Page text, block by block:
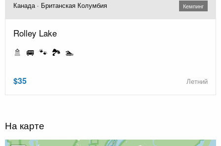
Канада · Британская Колумбия Кемпинг
Rolley Lake
🚿 🚐 🐾 🏞️ 🏊
$35 Летний
На карте